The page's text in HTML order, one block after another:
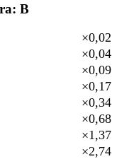
B
×0,02
×0,04
×0,09
×0,17
×0,34
×0,68
×1,37
×2,74